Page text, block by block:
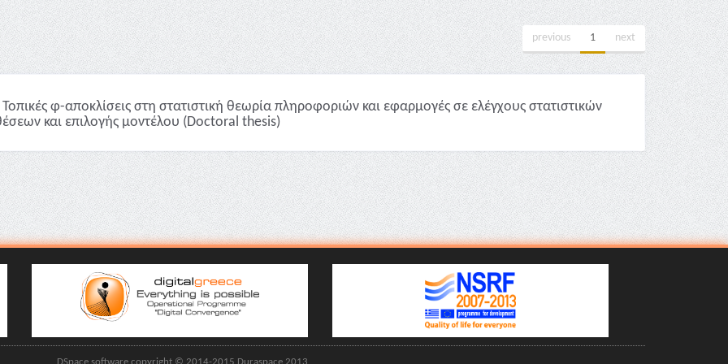
previous 1 next
φ-αποκλίσεις στη στατιστική θεωρία πληροφοριών και εφαρμογές σε ελέγχους στατιστικών
και επιλογής μοντέλου (Doctoral thesis)